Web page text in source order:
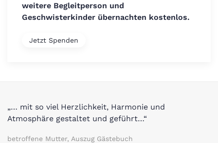
weitere Begleitperson und
Geschwisterkinder übernachten kostenlos.
Jetzt Spenden
„… mit so viel Herzlichkeit, Harmonie und
Atmosphäre gestaltet und geführt…“
betroffene Mutter, Auszug Gästebuch